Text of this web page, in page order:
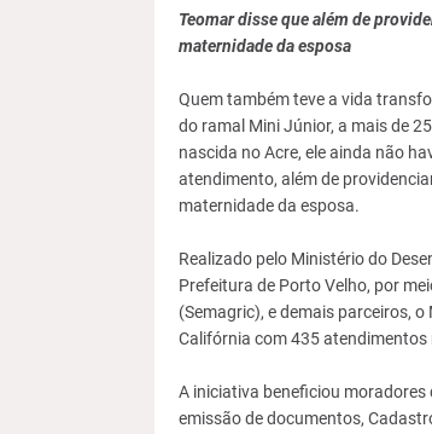
Teomar disse que além de
maternidade da esposa
Quem também teve a vida
do ramal Mini Júnior, a mais de
nascida no Acre, ele ainda não
atendimento, além de
maternidade da esposa.
Realizado pelo Ministério do
Prefeitura de Porto Velho, por
(Semagric), e demais parceiros,
Califórnia com 435
A iniciativa beneficiou moradores
emissão de documentos,